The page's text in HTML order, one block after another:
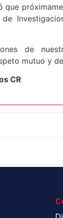
que
de
mutuo y
CR